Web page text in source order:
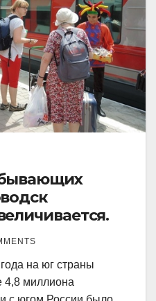
на юг страны
4,8 миллиона